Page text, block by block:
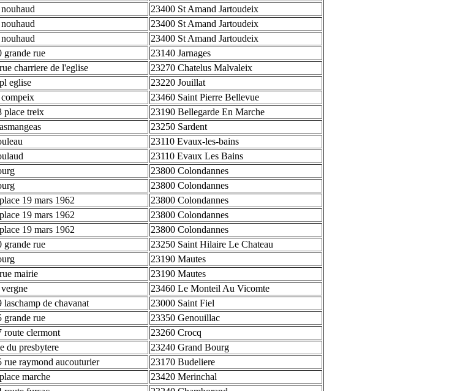
23400 St Amand Jartoudeix
23400 St Amand Jartoudeix
23400 St Amand Jartoudeix
grande rue
23140 Jarnages
charriere de l'eglise
23270 Chatelus Malvaleix
eglise
23220 Jouillat
23460 Saint Pierre Bellevue
place treix
23190 Bellegarde En Marche
23250 Sardent
23110 Evaux-les-bains
23110 Evaux Les Bains
23800 Colondannes
23800 Colondannes
19 mars 1962
23800 Colondannes
19 mars 1962
23800 Colondannes
19 mars 1962
23800 Colondannes
grande rue
23250 Saint Hilaire Le Chateau
23190 Mautes
mairie
23190 Mautes
23460 Le Monteil Au Vicomte
laschamp de chavanat
23000 Saint Fiel
grande rue
23350 Genouillac
route clermont
23260 Crocq
du presbytere
23240 Grand Bourg
rue raymond aucouturier
23170 Budeliere
marche
23420 Merinchal